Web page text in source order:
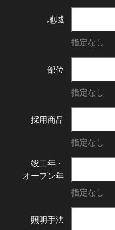
地域
指定なし
部位
指定なし
採用商品
指定なし
竣工年・
オープン年
指定なし
照明手法